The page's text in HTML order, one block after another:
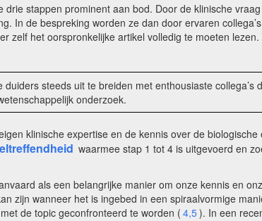
drie stappen prominent aan bod. Door de klinische
In de bespreking worden ze dan door ervaren
zelf het oorspronkelijke artikel volledig te moeten lezen.
steeds uit te breiden met enthousiaste
onderzoek.
klinische expertise en de kennis over de
waarmee stap 1 tot 4 is uitgevoerd en
als een belangrijke manier om onze kennis en
zijn wanneer het is ingebed in een spiraalvormige
de topic geconfronteerd te worden ( 4,5). In een